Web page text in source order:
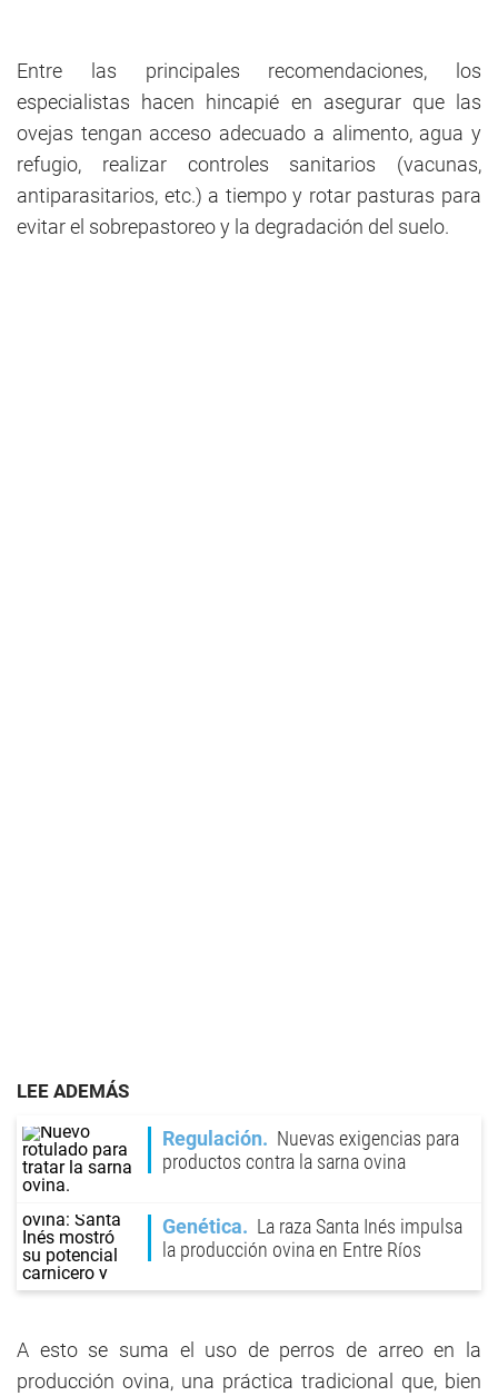
Entre las principales recomendaciones, los
especialistas hacen hincapié en asegurar que las
ovejas tengan acceso adecuado a alimento, agua y
refugio, realizar controles sanitarios (vacunas,
antiparasitarios, etc.) a tiempo y rotar pasturas para
evitar el sobrepastoreo y la degradación del suelo.
LEE ADEMÁS
Regulación
Nuevas exigencias para
productos contra la sarna ovina
Genética
La raza Santa Inés impulsa
la producción ovina en Entre Ríos
A esto se suma el uso de perros de arreo en la
producción ovina, una práctica tradicional que, bien